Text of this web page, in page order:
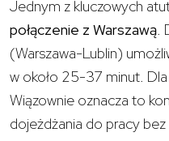
Jednym z kluczowych
połączenie z Warszawą.
(Warszawa-Lublin)
w około 25-37 minut.
Wiązownie oznacza to
dojeżdżania do pracy